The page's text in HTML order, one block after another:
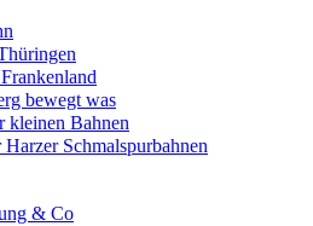
bewegt was
Bahnen
Schmalspurbahnen
& Co